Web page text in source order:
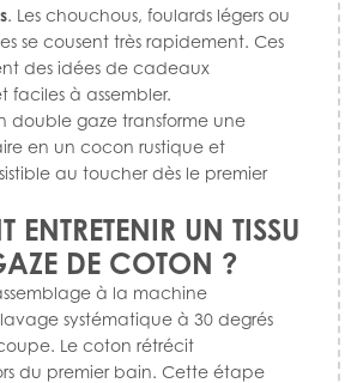
. Les chouchous, foulards légers ou
se cousent très rapidement. Ces
des idées de cadeaux
faciles à assembler.
double gaze transforme une
en un cocon rustique et
au toucher dès le premier
UN TISSU
DE COTON ?
à la machine
systématique à 30 degrés
Le coton rétrécit
du premier bain. Cette étape